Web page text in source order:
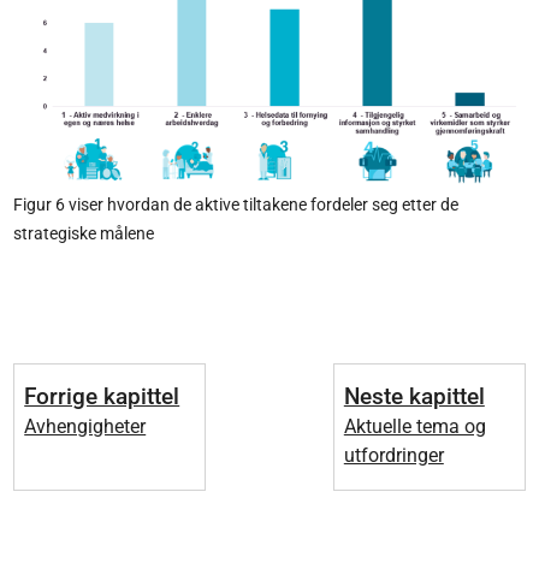
Figur 6 viser hvordan de aktive tiltakene fordeler seg etter de
strategiske målene
Forrige kapittel
Avhengigheter
Neste kapittel
Aktuelle tema og
utfordringer